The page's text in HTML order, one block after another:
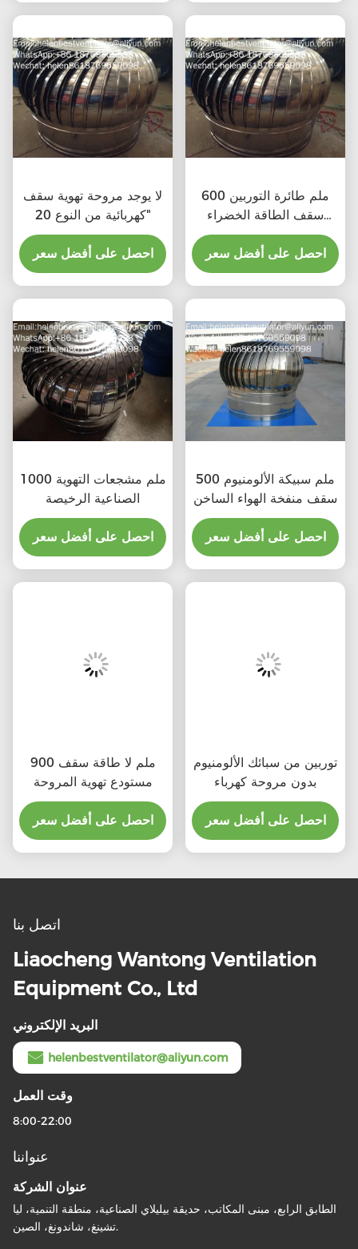
لا يوجد مروحة تهوية سقف
كهربائية من النوع 20"
احصل على أفضل سعر
600 ملم طائرة التوربين
سقف الطاقة الخضراء
مروحة الصرف الصحي
احصل على أفضل سعر
1000 ملم مشجعات التهوية
الصناعية الرخيصة
احصل على أفضل سعر
500 ملم سبيكة الألومنيوم
سقف منفخة الهواء الساخن
احصل على أفضل سعر
900 ملم لا طاقة سقف
مستودع تهوية المروحة
احصل على أفضل سعر
توربين من سبائك الألومنيوم
بدون مروحة كهرباء
احصل على أفضل سعر
اتصل بنا
Liaocheng Wantong Ventilation
Equipment Co., Ltd
البريد الإلكتروني
helenbestventilator@aliyun.com
وقت العمل
8:00-22:00
عنواننا
عنوان الشركة
الطابق الرابع، مبنى المكاتب، حديقة بيليلاي الصناعية، منطقة التنمية، ليا
تشينغ، شاندونغ، الصين.